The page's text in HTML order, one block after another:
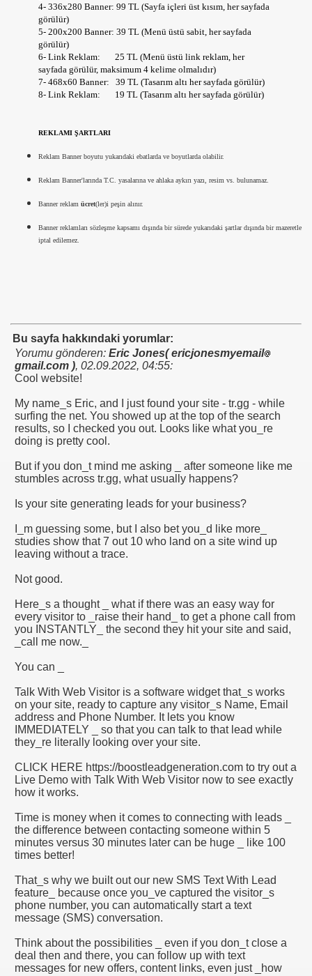
4- 336x280 Banner: 99 TL (Sayfa içleri üst kısım, her sayfada
görülür)
5- 200x200 Banner: 39 TL (Menü üstü sabit, her sayfada
görülür)
6- Link Reklam: 25 TL (Menü üstü link reklam, her
sayfada görülür, maksimum 4 kelime olmalıdır)
7- 468x60 Banner: 39 TL (Tasarım altı her sayfada görülür)
8- Link Reklam: 19 TL (Tasarım altı her sayfada görülür)
REKLAMI ŞARTLARI
Reklam Banner boyutu yukarıdaki ebatlarda ve boyutlarda olabilir.
Reklam Banner'larında T.C. yasalarına ve ahlaka aykırı yazı, resim vs. bulunamaz.
Banner reklam ücret(ler)i peşin alınır.
Banner reklamları sözleşme kapsamı dışında bir sürede yukarıdaki şartlar dışında bir mazeretle
iptal edilemez.
Bu sayfa hakkındaki yorumlar:
Yorumu gönderen: Eric Jones( ericjonesmyemail
gmail.com ), 02.09.2022, 04:55:
Cool website!
My name_s Eric, and I just found your site - tr.gg - while
surfing the net. You showed up at the top of the search
results, so I checked you out. Looks like what you_re
doing is pretty cool.
But if you don_t mind me asking _ after someone like me
stumbles across tr.gg, what usually happens?
Is your site generating leads for your business?
I_m guessing some, but I also bet you_d like more_
studies show that 7 out 10 who land on a site wind up
leaving without a trace.
Not good.
Here_s a thought _ what if there was an easy way for
every visitor to _raise their hand_ to get a phone call from
you INSTANTLY_ the second they hit your site and said,
_call me now._
You can _
Talk With Web Visitor is a software widget that_s works
on your site, ready to capture any visitor_s Name, Email
address and Phone Number. It lets you know
IMMEDIATELY _ so that you can talk to that lead while
they_re literally looking over your site.
CLICK HERE https://boostleadgeneration.com to try out a
Live Demo with Talk With Web Visitor now to see exactly
how it works.
Time is money when it comes to connecting with leads _
the difference between contacting someone within 5
minutes versus 30 minutes later can be huge _ like 100
times better!
That_s why we built out our new SMS Text With Lead
feature_ because once you_ve captured the visitor_s
phone number, you can automatically start a text
message (SMS) conversation.
Think about the possibilities _ even if you don_t close a
deal then and there, you can follow up with text
messages for new offers, content links, even just _how
HİZMETLER
HZ MUHAMMED S.A.V HAYATI OLUM VE OTESI
YAZILAR KOMIK FIKRALAR KARIKATUR
VE TARIHI VIDEOLAR SAYFASI KLIPLER IZLE
EN YENİ KLİPLER, TÜRKÇE POP KLİPLER,
ONLINE RADYO DINLE CANLI MUZIK
GUZELLIK SAYFASI
VE VİDEOLARI
ILGINC RESIMLER BILGILER KOMIK FOTOLAR
KOLAY,PRATİK,TARİFİ,NE PİŞİRSEM DİYENLER